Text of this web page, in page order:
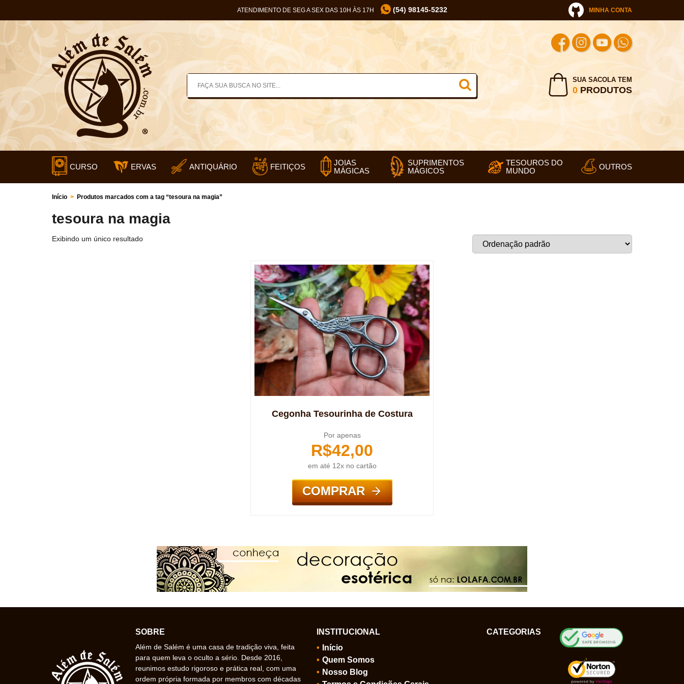
ATENDIMENTO DE SEG A SEX DAS 10H ÀS 17H (54) 98145-5232 MINHA CONTA
SUA SACOLA TEM
0PRODUTOS
CURSO ERVAS ANTIQUÁRIO FEITIÇOS
JOIAS
MÁGICAS
SUPRIMENTOS
MÁGICOS
TESOUROS DO
MUNDO
OUTROS
Início > Produtos marcados com a tag “tesoura na magia”
tesoura na magia
Exibindo um único resultado
Cegonha Tesourinha de Costura
Por apenas
R$42,00
em até 12x no cartão
COMPRAR
SOBRE
Além de Salém é uma casa de tradição viva, feita
para quem leva o oculto a sério. Desde 2016,
reunimos estudo rigoroso e prática real, com uma
ordem própria formada por membros com décadas
INSTITUCIONAL
Início
Quem Somos
Nosso Blog
CATEGORIAS